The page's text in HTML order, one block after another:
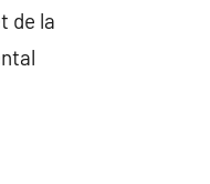
de la